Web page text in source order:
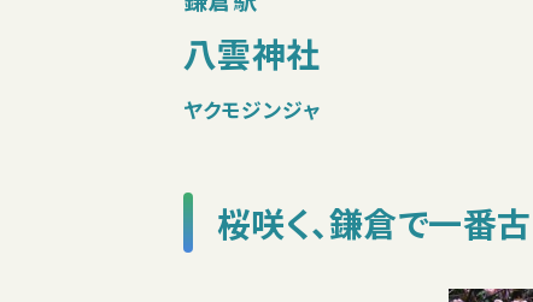
八雲神社
ヤクモジンジャ
桜咲く、鎌倉で一番